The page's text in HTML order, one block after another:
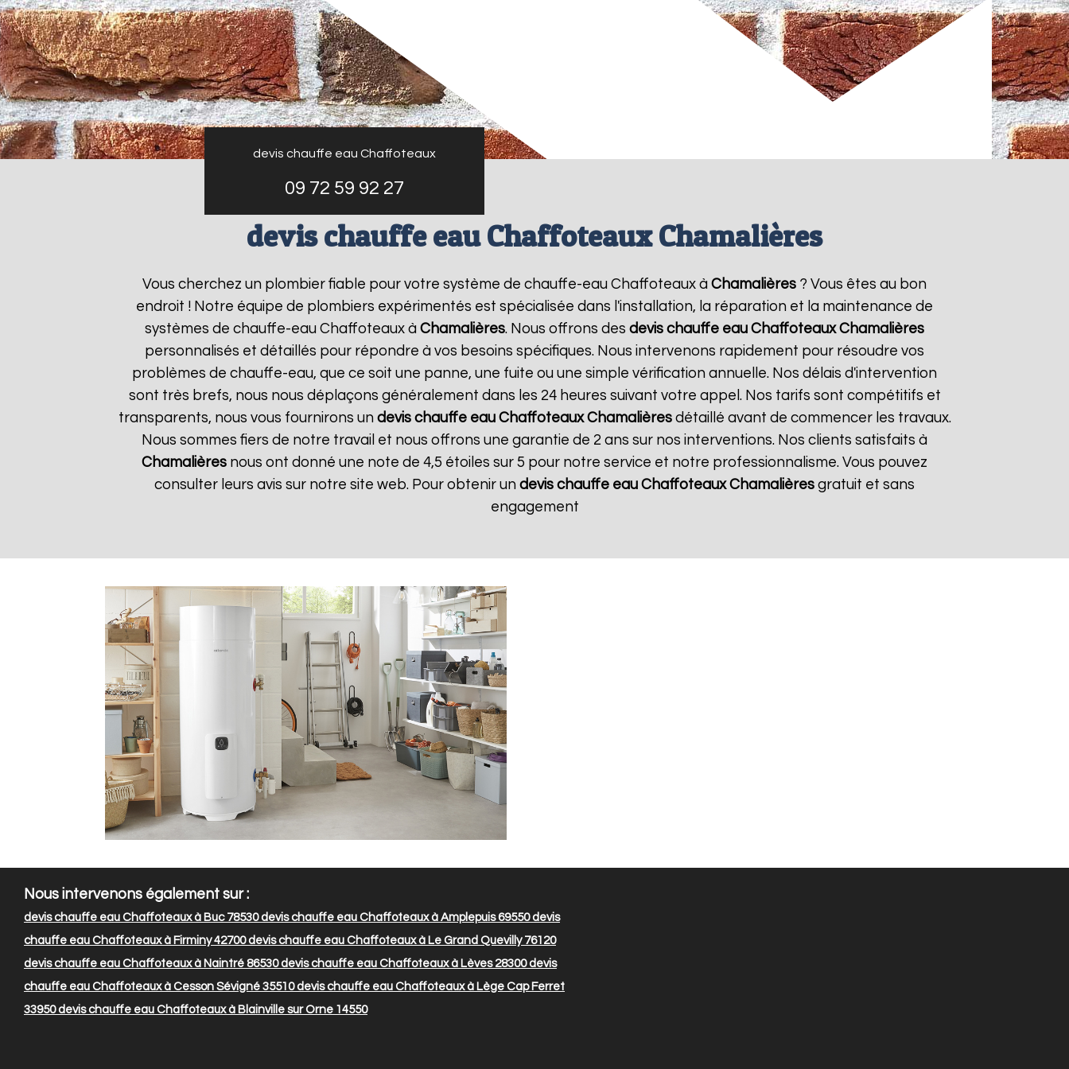
devis chauffe eau Chaffoteaux
09 72 59 92 27
devis chauffe eau Chaffoteaux Chamalières
Vous cherchez un plombier fiable pour votre système de chauffe-eau Chaffoteaux à Chamalières ? Vous êtes au bon
endroit ! Notre équipe de plombiers expérimentés est spécialisée dans l'installation, la réparation et la maintenance de
systèmes de chauffe-eau Chaffoteaux à Chamalières. Nous offrons des devis chauffe eau Chaffoteaux Chamalières
personnalisés et détaillés pour répondre à vos besoins spécifiques. Nous intervenons rapidement pour résoudre vos
problèmes de chauffe-eau, que ce soit une panne, une fuite ou une simple vérification annuelle. Nos délais d'intervention
sont très brefs, nous nous déplaçons généralement dans les 24 heures suivant votre appel. Nos tarifs sont compétitifs et
transparents, nous vous fournirons un devis chauffe eau Chaffoteaux Chamalièresdétaillé avant de commencer les travaux.
Nous sommes fiers de notre travail et nous offrons une garantie de 2 ans sur nos interventions. Nos clients satisfaits à
Chamalières nous ont donné une note de 4,5 étoiles sur 5 pour notre service et notre professionnalisme. Vous pouvez
consulter leurs avis sur notre site web. Pour obtenir un devis chauffe eau Chaffoteaux Chamalières gratuit et sans
engagement
Nous intervenons également sur :
devis chauffe eau Chaffoteaux à Buc 78530devis chauffe eau Chaffoteaux à Amplepuis 69550devis
chauffe eau Chaffoteaux à Firminy 42700devis chauffe eau Chaffoteaux à Le Grand Quevilly 76120
devis chauffe eau Chaffoteaux à Naintré 86530devis chauffe eau Chaffoteaux à Lèves 28300devis
chauffe eau Chaffoteaux à Cesson Sévigné 35510devis chauffe eau Chaffoteaux à Lège Cap Ferret
33950devis chauffe eau Chaffoteaux à Blainville sur Orne 14550